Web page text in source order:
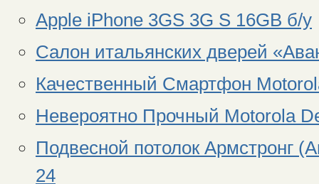
Apple iPhone 3GS 3G S 16GB б/у
Салон итальянских дверей
Качественный Смартфон
Невероятно Прочный Motorola
Подвесной потолок Армстронг
24